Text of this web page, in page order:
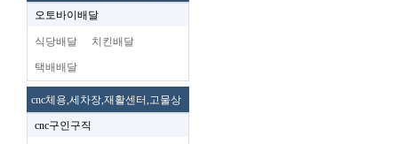
오토바이배달
식당배달 치킨배달
택배배달
cnc체용,세차장,재활센터,고물상
cnc구인구직